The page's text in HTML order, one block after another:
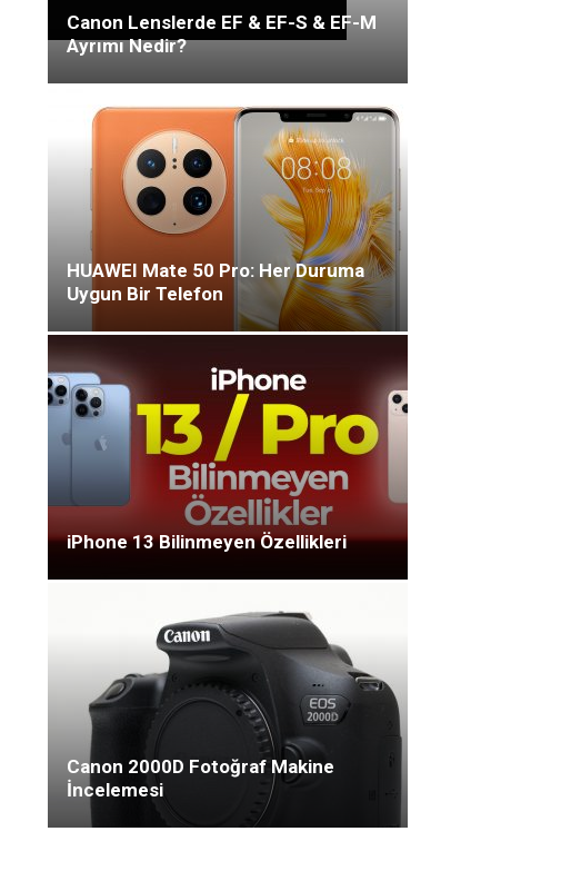
Canon Lenslerde EF & EF-S & EF-M
Ayrımı Nedir?
HUAWEI Mate 50 Pro: Her Duruma
Uygun Bir Telefon
iPhone 13 Bilinmeyen Özellikleri
Canon 2000D Fotoğraf Makine
İncelemesi